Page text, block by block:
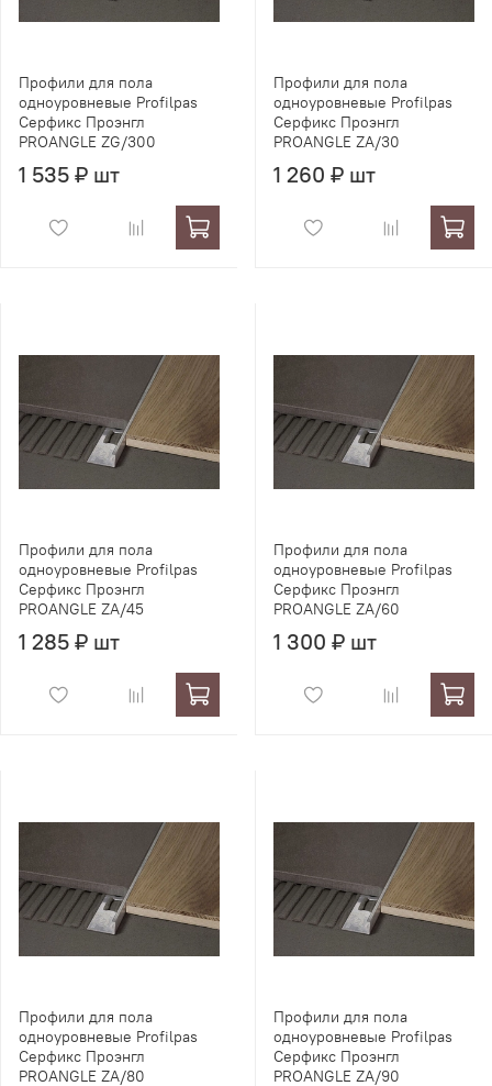
Профили для пола
одноуровневые Profilpas
Серфикс Проэнгл
PROANGLE ZG/300
1 535 ₽ шт
Профили для пола
одноуровневые Profilpas
Серфикс Проэнгл
PROANGLE ZA/30
1 260 ₽ шт
Профили для пола
одноуровневые Profilpas
Серфикс Проэнгл
PROANGLE ZA/45
1 285 ₽ шт
Профили для пола
одноуровневые Profilpas
Серфикс Проэнгл
PROANGLE ZA/60
1 300 ₽ шт
Профили для пола
одноуровневые Profilpas
Серфикс Проэнгл
PROANGLE ZA/80
Профили для пола
одноуровневые Profilpas
Серфикс Проэнгл
PROANGLE ZA/90